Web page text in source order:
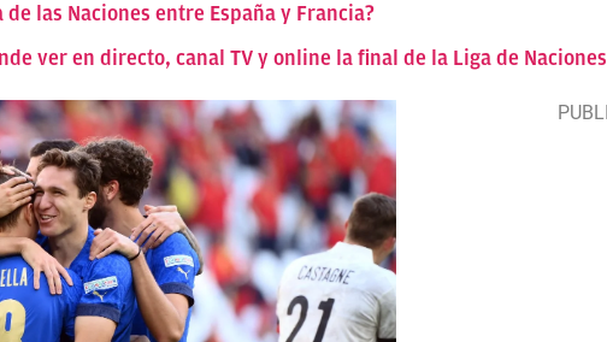
las Naciones entre España y Francia?
ver en directo, canal TV y online la final de la Liga de Naciones